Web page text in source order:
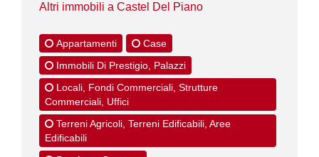
Altri immobili a Castel Del Piano
Appartamenti
Case
Immobili Di Prestigio, Palazzi
Locali, Fondi Commerciali, Strutture
Commerciali, Uffici
Terreni Agricoli, Terreni Edificabili, Aree
Edificabili